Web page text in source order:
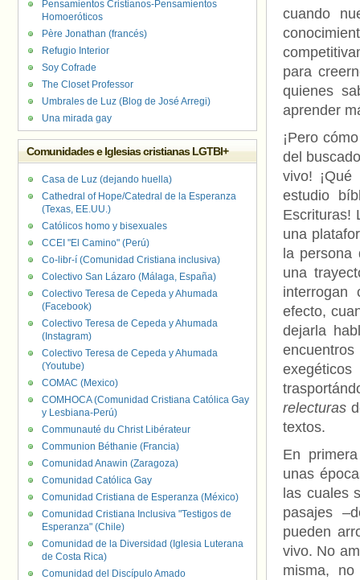
cuando
para
quienes
aprender
¡Pero
del
vivo!
estudio
Escrituras!
una
la
una
interrogan
efecto,
dejarla
relecturas
textos.
En
unas
las cuales
pasajes
pueden
vivo. No
misma,
Pensamientos Cristianos-Pensamientos
Homoeróticos
Père Jonathan (francés)
Refugio Interior
Soy Cofrade
The Closet Professor
Umbrales de Luz (Blog de José Arregi)
Una mirada gay
Comunidades e Iglesias cristianas LGTBI+
Casa de Luz (dejando huella)
Cathedral of Hope/Catedral de la Esperanza
(Texas, EE.UU.)
Católicos homo y bisexuales
CCEI "El Camino" (Perú)
Co-libr-í (Comunidad Cristiana inclusiva)
Colectivo San Lázaro (Málaga, España)
Colectivo Teresa de Cepeda y Ahumada
(Facebook)
Colectivo Teresa de Cepeda y Ahumada
(Instagram)
Colectivo Teresa de Cepeda y Ahumada
(Youtube)
COMAC (Mexico)
COMHOCA (Comunidad Cristiana Católica Gay
y Lesbiana-Perú)
Communauté du Christ Libérateur
Communion Béthanie (Francia)
Comunidad Anawin (Zaragoza)
Comunidad Católica Gay
Comunidad Cristiana de Esperanza (México)
Comunidad Cristiana Inclusiva "Testigos de
Esperanza" (Chile)
Comunidad de la Diversidad (Iglesia Luterana
de Costa Rica)
Comunidad del Discípulo Amado